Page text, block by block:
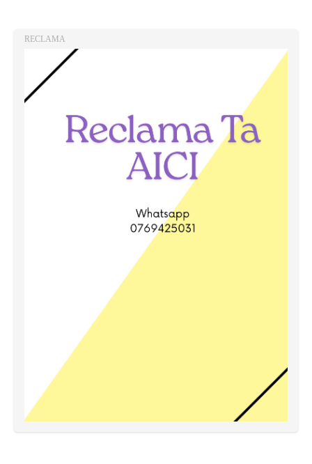
RECLAMA